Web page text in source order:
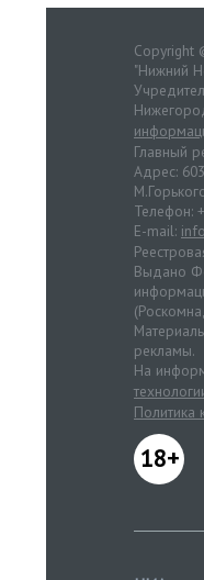
Copyright
"Нижний
Главный
Адрес:
Телефон:
E-mail:
Выдано
рекламы.
На
Политика
18+